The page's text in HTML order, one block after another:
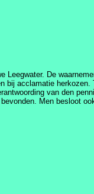
De
acclamatie
van den
Men besloot